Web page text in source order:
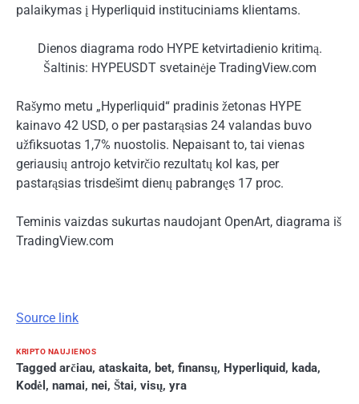
palaikymas į Hyperliquid instituciniams klientams.
Dienos diagrama rodo HYPE ketvirtadienio kritimą.
Šaltinis: HYPEUSDT svetainėje TradingView.com
Rašymo metu „Hyperliquid“ pradinis žetonas HYPE
kainavo 42 USD, o per pastarąsias 24 valandas buvo
užfiksuotas 1,7% nuostolis. Nepaisant to, tai vienas
geriausių antrojo ketvirčio rezultatų kol kas, per
pastarąsias trisdešimt dienų pabrangęs 17 proc.
Teminis vaizdas sukurtas naudojant OpenArt, diagrama iš
TradingView.com
Source link
KRIPTO NAUJIENOS
Tagged arčiau, ataskaita, bet, finansų, Hyperliquid, kada,
Kodėl , namai, nei, Štai, visų, yra